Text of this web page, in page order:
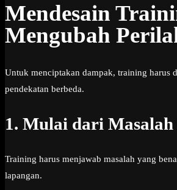
Mendesain
Mengubah
Untuk menciptakan dampak, training harus
pendekatan berbeda.
1. Mulai dari Masalah
Training harus menjawab masalah yang
lapangan.